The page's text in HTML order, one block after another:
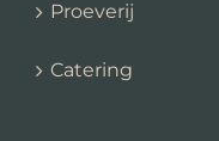
Proeverij
Catering